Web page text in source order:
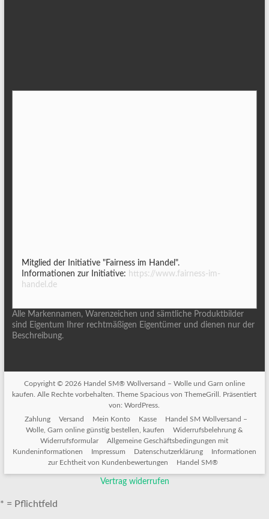
Mitglied der Initiative "Fairness im Handel".
Informationen zur Initiative: https://www.fairness-im-
handel.de
Alle Markennamen, Warenzeichen und sämtliche Produktbilder
sind Eigentum Ihrer rechtmäßigen Eigentümer und dienen nur der
Beschreibung.
Copyright © 2026 Handel SM® Wollversand – Wolle und Garn online
kaufen . Alle Rechte vorbehalten. ThemeSpacious von ThemeGrill. Präsentiert
von:WordPress
Zahlung
Versand Mein Konto Kasse
Handel SM Wollversand –
Wolle, Garn online günstig bestellen, kaufen
Widerrufsbelehrung &
Widerrufsformular
Allgemeine Geschäftsbedingungen mit
Kundeninformationen
Impressum Datenschutzerklärung
Informationen
zur Echtheit von Kundenbewertungen
Handel SM®
Vertrag widerrufen
* = Pflichtfeld